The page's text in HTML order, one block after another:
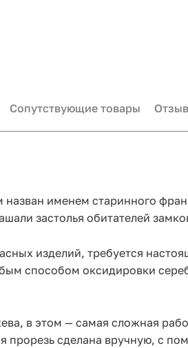
Сопутствующие товары
именем старинного
застолья обитателей
изделий, требуется
способом оксидировки
в этом — самая сложная
прорезь сделана вручную, с